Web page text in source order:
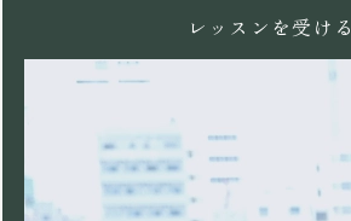
レッスンを受ける